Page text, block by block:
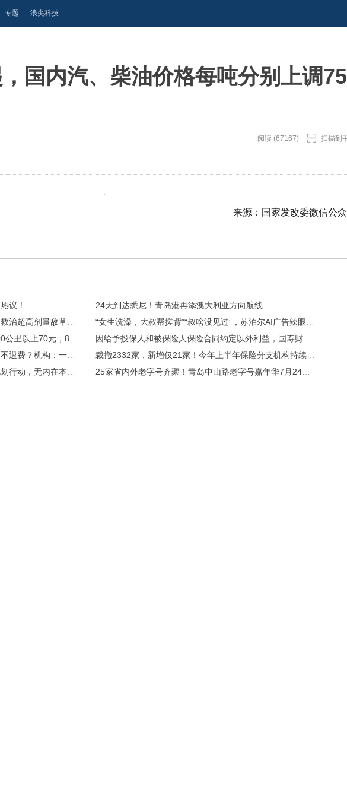
专题 浪尖科技
国内汽、柴油价格每吨分别上调75
阅读 (67167) 扫描到
来源：国家发改委微信公
议！
24天到达悉尼！青岛港再添澳大利亚方向航线